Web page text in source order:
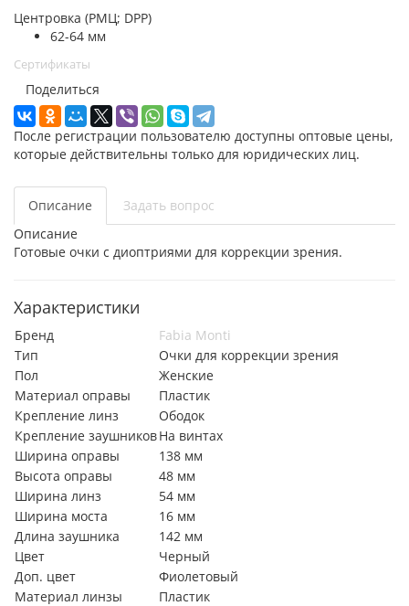
Центровка (РМЦ; DPP)
62-64 мм
Сертификаты
Поделиться
После регистрации пользователю доступны оптовые цены,
которые действительны только для юридических лиц.
Описание
Задать вопрос
Описание
Готовые очки с диоптриями для коррекции зрения.
Характеристики
Бренд
Fabia Monti
Тип
Очки для коррекции зрения
Пол
Женские
Материал оправы
Пластик
Крепление линз
Ободок
Крепление заушниковНа винтах
Ширина оправы
138 мм
Высота оправы
48 мм
Ширина линз
54 мм
Ширина моста
16 мм
Длина заушника
142 мм
Цвет
Черный
Доп. цвет
Фиолетовый
Материал линзы
Пластик